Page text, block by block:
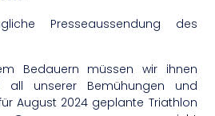
Presseaussendung des
Bedauern müssen wir ihnen
all unserer Bemühungen und
August 2024 geplante Triathlon